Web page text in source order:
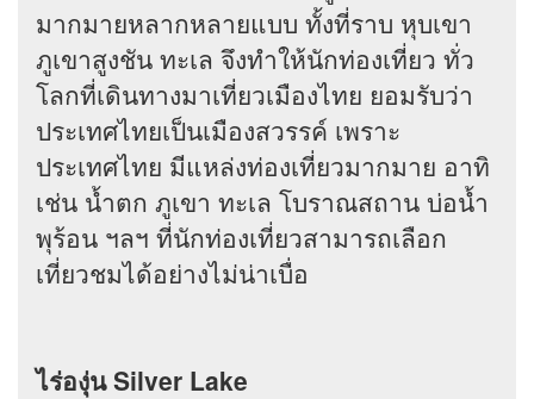
มากมายหลากหลายแบบ ทั้งที่ราบ หุบเขา
ภูเขาสูงชัน ทะเล จึงทำให้นักท่องเที่ยว ทั่ว
โลกที่เดินทางมาเที่ยวเมืองไทย ยอมรับว่า
ประเทศไทยเป็นเมืองสวรรค์ เพราะ
ประเทศไทย มีแหล่งท่องเที่ยวมากมาย อาทิ
เช่น น้ำตก ภูเขา ทะเล โบราณสถาน บ่อน้ำ
พุร้อน ฯลฯ ที่นักท่องเที่ยวสามารถเลือก
เที่ยวชมได้อย่างไม่น่าเบื่อ
ไร่องุ่น Silver Lake